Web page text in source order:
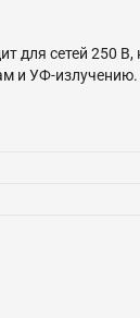
для сетей 250
и УФ-